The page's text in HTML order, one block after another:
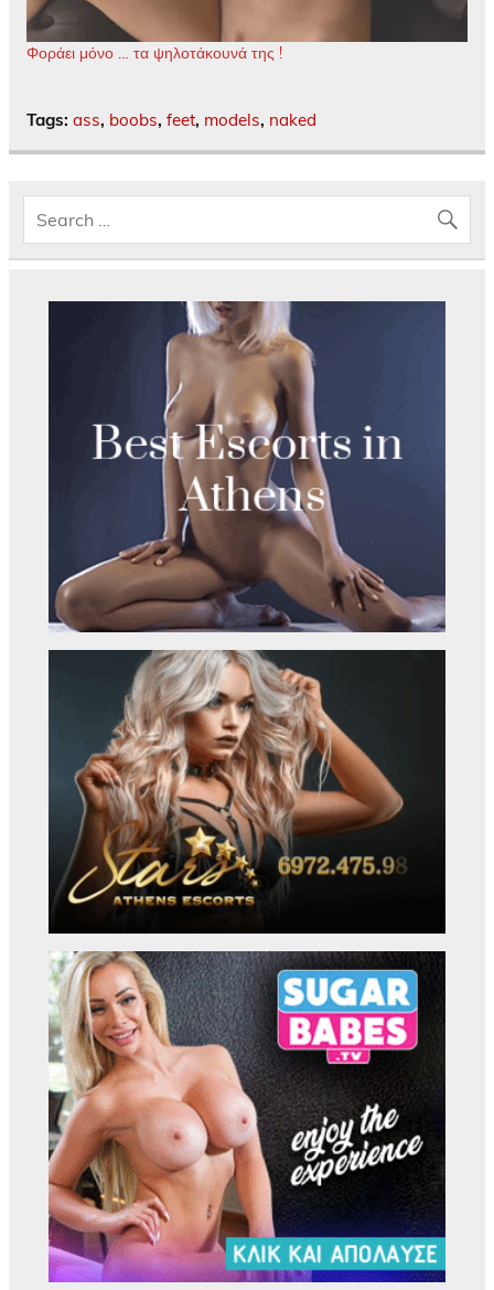
Φοράει μόνο … τα ψηλοτάκουνά της !
Tags: ass, boobs, feet, models, naked